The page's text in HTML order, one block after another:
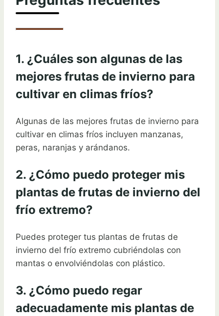
1. ¿Cuáles son algunas de las
mejores frutas de invierno para
cultivar en climas fríos?
Algunas de las mejores frutas de invierno para
cultivar en climas fríos incluyen manzanas,
peras, naranjas y arándanos.
2. ¿Cómo puedo proteger mis
plantas de frutas de invierno del
frío extremo?
Puedes proteger tus plantas de frutas de
invierno del frío extremo cubriéndolas con
mantas o envolviéndolas con plástico.
3. ¿Cómo puedo regar
adecuadamente mis plantas de